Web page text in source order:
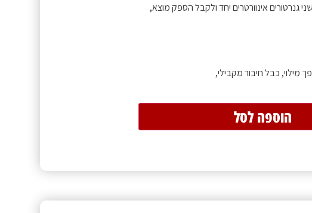
גנרטורים אינוורטרים יחד ולקבל הספק מוצא,
מילוי, כבל חיבור מקבילי,
הוספה לסל